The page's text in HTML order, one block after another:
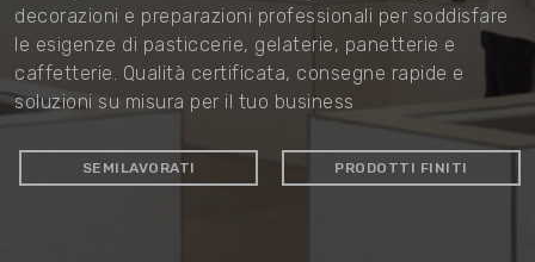
decorazioni e preparazioni professionali per soddisfare
le esigenze di pasticcerie, gelaterie, panetterie e
caffetterie. Qualità certificata, consegne rapide e
soluzioni su misura per il tuo business
SEMILAVORATI PRODOTTI FINITI